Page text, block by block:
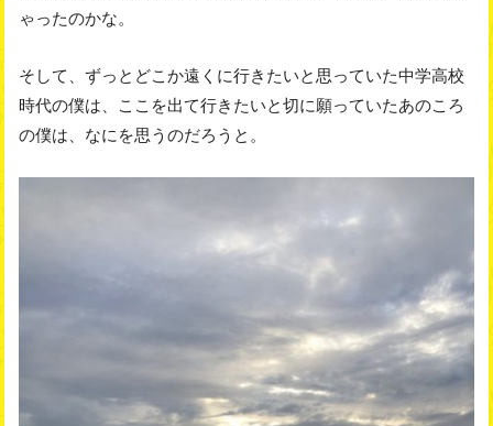
ゃったのかな。
そして、ずっとどこか遠くに行きたいと思っていた中学高校
時代の僕は、ここを出て行きたいと切に願っていたあのころ
の僕は、なにを思うのだろうと。